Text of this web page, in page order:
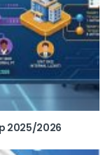
2025/2026